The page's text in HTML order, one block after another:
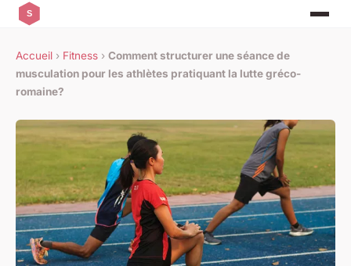
Accueil › Fitness › Comment structurer une séance de
musculation pour les athlètes pratiquant la lutte gréco-
romaine?